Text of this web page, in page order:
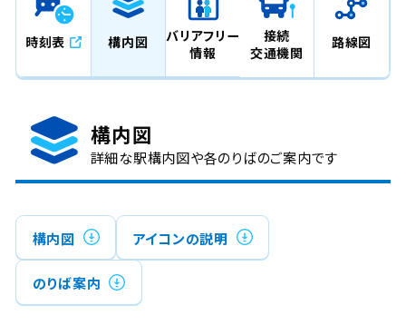
時刻表 構内図
バリアフリー
情報
接続
交通機関
路線図
構内図
詳細な駅構内図や各のりばのご案内です
構内図 アイコンの説明
のりば案内